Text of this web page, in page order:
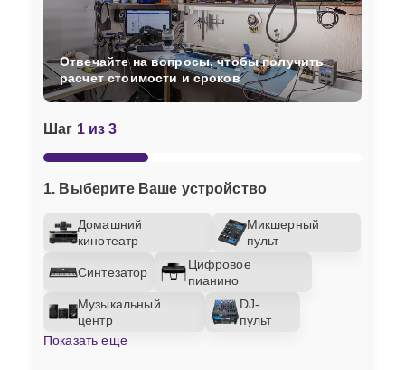
Шаг 1 из 3
1. Выберите Ваше устройство
Домашний
кинотеатр
Микшерный
пульт
Синтезатор
Цифровое
пианино
Музыкальный
центр
DJ-
пульт
Показать еще
Отвечайте на вопросы, чтобы получить
расчет стоимости и сроков